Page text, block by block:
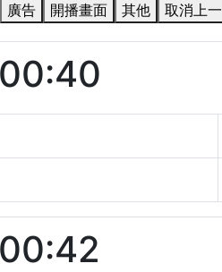
廣告 開播畫面 其他 取消上